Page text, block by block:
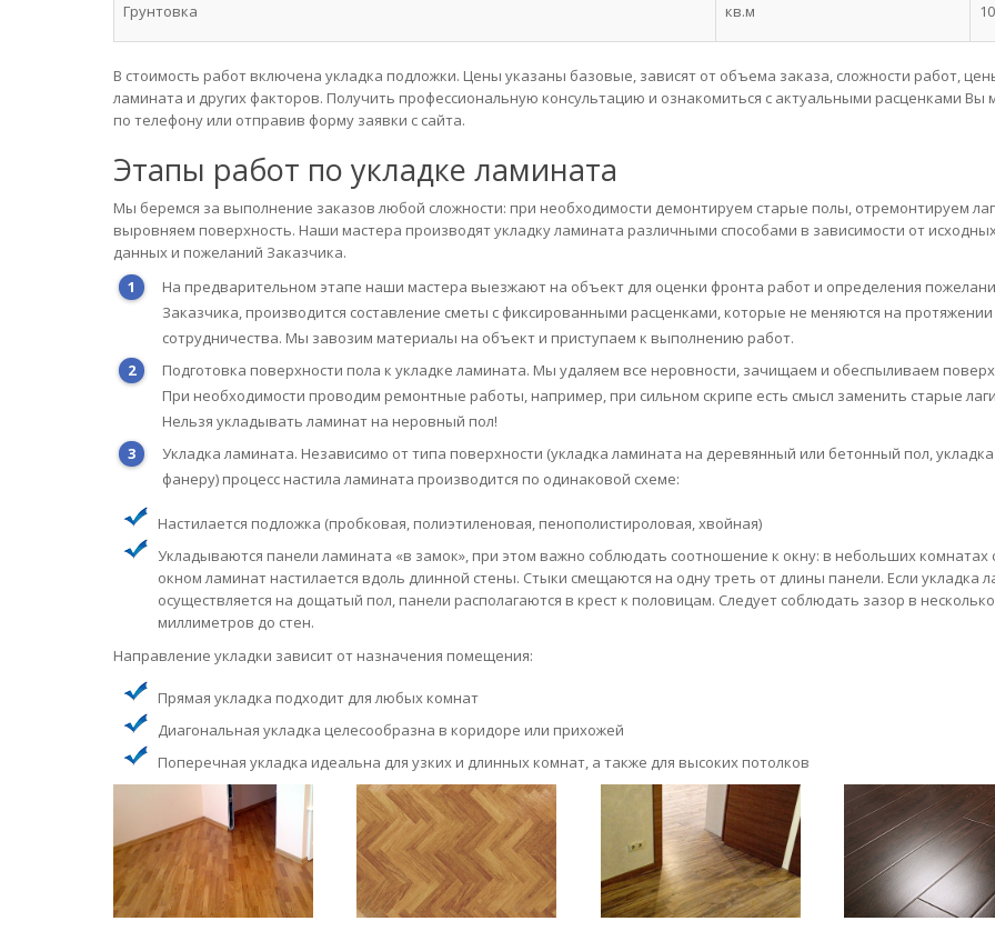
Грунтовка кв.м
В стоимость работ включена укладка подложки. Цены указаны базовые, зависят от объема заказа, сложности работ,
ламината и других факторов. Получить профессиональную консультацию и ознакомиться с актуальными расценками Вы
по телефону или отправив форму заявки с сайта.
Этапы работ по укладке ламината
Мы беремся за выполнение заказов любой сложности: при необходимости демонтируем старые полы, отремонтируем
выровняем поверхность. Наши мастера производят укладку ламината различными способами в зависимости от
данных и пожеланий Заказчика.
На предварительном этапе наши мастера выезжают на объект для оценки фронта работ и определения
Заказчика, производится составление сметы с фиксированными расценками, которые не меняются на протяжении
сотрудничества. Мы завозим материалы на объект и приступаем к выполнению работ.
Подготовка поверхности пола к укладке ламината. Мы удаляем все неровности, зачищаем и обеспыливаем
При необходимости проводим ремонтные работы, например, при сильном скрипе есть смысл заменить старые
Нельзя укладывать ламинат на неровный пол!
Укладка ламината. Независимо от типа поверхности (укладка ламината на деревянный или бетонный пол,
фанеру) процесс настила ламината производится по одинаковой схеме:
Настилается подложка (пробковая, полиэтиленовая, пенополистироловая, хвойная)
Укладываются панели ламината «в замок», при этом важно соблюдать соотношение к окну: в небольших комнатах
окном ламинат настилается вдоль длинной стены. Стыки смещаются на одну треть от длины панели. Если укладка
осуществляется на дощатый пол, панели располагаются в крест к половицам. Следует соблюдать зазор в несколько
миллиметров до стен.
Направление укладки зависит от назначения помещения:
Прямая укладка подходит для любых комнат
Диагональная укладка целесообразна в коридоре или прихожей
Поперечная укладка идеальна для узких и длинных комнат, а также для высоких потолков